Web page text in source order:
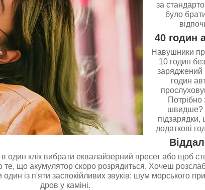
за
було
40 годин
Навушники
10 годин
заряджений
годин
Потрібно
швидше?
додаткові
клік вибрати еквалайзерний пресет або щоб
те, що акумулятор скоро розрядиться. Хочеш
із п'яти заспокійливих звуків: шум морського
дров у каміні.